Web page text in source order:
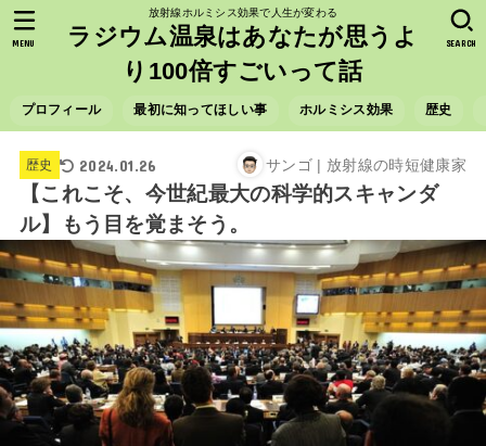
放射線ホルミシス効果で人生が変わる
ラジウム温泉はあなたが思うよ
り100倍すごいって話
プロフィール 最初に知ってほしい事 ホルミシス効果 歴史
SEARCH
MENU
歴史 2024.01.26 サンゴ | 放射線の時短健康家
【これこそ、今世紀最大の科学的スキャンダ
ル】もう目を覚まそう。